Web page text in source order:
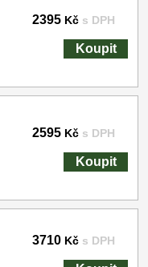
2395 Kč s DPH
Koupit
2595 Kč s DPH
Koupit
3710 Kč s DPH